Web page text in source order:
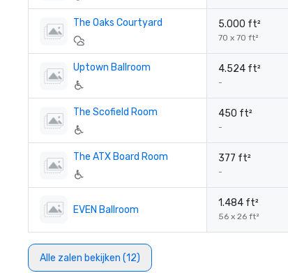
The Oaks Courtyard 5.000 ft²
70 x 70 ft²
Uptown Ballroom 4.524 ft²
-
The Scofield Room 450 ft²
-
The ATX Board Room 377 ft²
-
EVEN Ballroom
1.484 ft²
56 x 26 ft²
Alle zalen bekijken (12)